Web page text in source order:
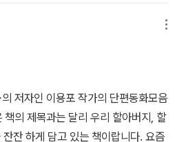
인양 느낄 것 같다. 하지만, 이 책의 진
의 삶을 얼마나 이해할까? 6학년 우
님'이 제일 공감된다고 한다. 역시
듯하다. '수제비'의 할머니가 가장 불
착한 아이가 아니라서 좋단다. 만약
요' 같은 일이 벌어진다면, 수의 고모
면 찬성한대나......ㅎㅎ 우리 민경이
기를 읽는 내도록 고생하면서 우리를
한 보답을 제대로 하지 못하고 사는
이 있었다. 사실, 핵가족인 요즘, 아이
재는 그렇게 가까운 존재는 아닌 것
살펴 주십사 하는 필요에 의해서 같
대부분 우리집 처럼 어린 아이들이 자
모에게 소홀하기 쉽고, (나는 그렇다
저자인 이용포 작가의 단편동화모음
의 제목과는 달리 우리 할아버지, 할
잔 하게 담고 있는 책이랍니다. 요즘